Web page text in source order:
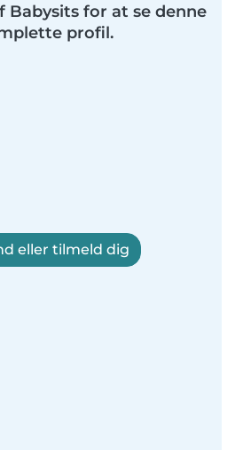
Babysits for at se denne
profil.
eller tilmeld dig